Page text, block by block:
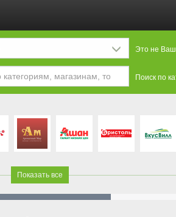
Это не Ваш
Поиск по
Показать все